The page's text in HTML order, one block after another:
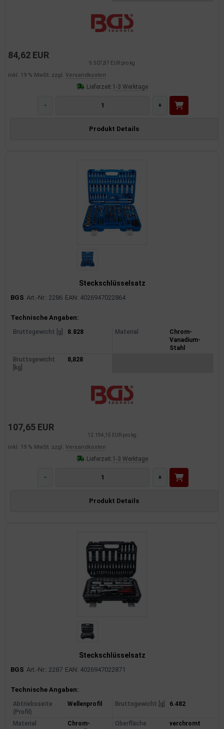
84,62 EUR
9.507,87 EUR pro kg
inkl. 19 % MwSt. zzgl. Versandkosten
Lieferzeit:1-3 Werktage
- +
Produkt Details
Steckschlüsselsatz
BGS Art.-Nr.: 2286 EAN: 4026947022864
Produktinformationen
Technische Angaben:
Bruttogewicht [g] 8.828 Material
Chrom-
Vanadium-
Stahl
Bruttogewicht
[kg]
8,828
107,65 EUR
12.194,15 EUR pro kg
inkl. 19 % MwSt. zzgl. Versandkosten
Lieferzeit:1-3 Werktage
- +
Produkt Details
Steckschlüsselsatz
BGS Art.-Nr.: 2287 EAN: 4026947022871
Produktinformationen
Technische Angaben:
Abtriebsseite
(Profil)
Wellenprofil Bruttogewicht [g] 6.482
Material
Chrom-
Oberfläche verchromt